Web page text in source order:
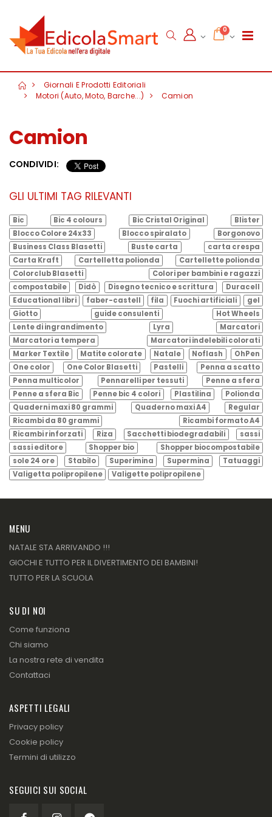
0
Giornali E Prodotti Editoriali
Motori (Auto, Moto, Barche...)
Camion
Camion
CONDIVIDI:
GLI ULTIMI TAG RILEVANTI
Bic Bic 4 colours Bic Cristal Original
Blister
Blocco Colore 24x33
Blocco spiralato
Borgonovo
Business Class Blasetti
Buste carta
carta crespa
Carta Kraft
Cartelletta polionda
Cartellette polionda
Colorclub Blasetti
Colori per bambini e ragazzi
compostabile
Didò Disegno tecnico e scrittura
Duracell
Educational libri
faber-castell fila Fuochi artificiali
gel
Giotto
guide consulenti
Hot Wheels
Lente di ingrandimento
Lyra
Marcatori
Marcatori a tempera
Marcatori indelebili colorati
Marker Textile
Matite colorate Natale Noflash
OhPen
One color
One Color Blasetti Pastelli
Penna a scatto
Penna multicolor
Pennarelli per tessuti
Penne a sfera
Penne a sfera Bic
Penne bic 4 colori Plastilina
Polionda
Quaderni maxi 80 grammi
Quaderno maxi A4
Regular
Ricambi da 80 grammi
Ricambi formato A4
Ricambi rinforzati
Riza Sacchetti biodegradabili
sassi
sassi editore
Shopper bio
Shopper biocompostabile
sole 24 ore
Stabilo Superimina Supermina
Tatuaggi
Valigetta polipropilene
Valigette polipropilene
MENU
NATALE STA ARRIVANDO !!!
GIOCHI E TUTTO PER IL DIVERTIMENTO DEI BAMBINI!
TUTTO PER LA SCUOLA
SU DI NOI
Come funziona
Chi siamo
La nostra rete di vendita
Contattaci
ASPETTI LEGALI
Privacy policy
Cookie policy
Termini di utilizzo
SEGUICI SUI SOCIAL